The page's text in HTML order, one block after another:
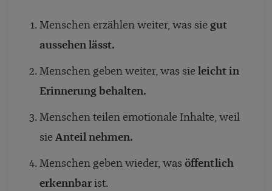
Menschen erzählen weiter, was sie gut
aussehen lässt.
Menschen geben weiter, was sie leicht in
Erinnerung behalten.
Menschen teilen emotionale Inhalte, weil
sie Anteil nehmen.
Menschen geben wieder, was öffentlich
erkennbar ist.